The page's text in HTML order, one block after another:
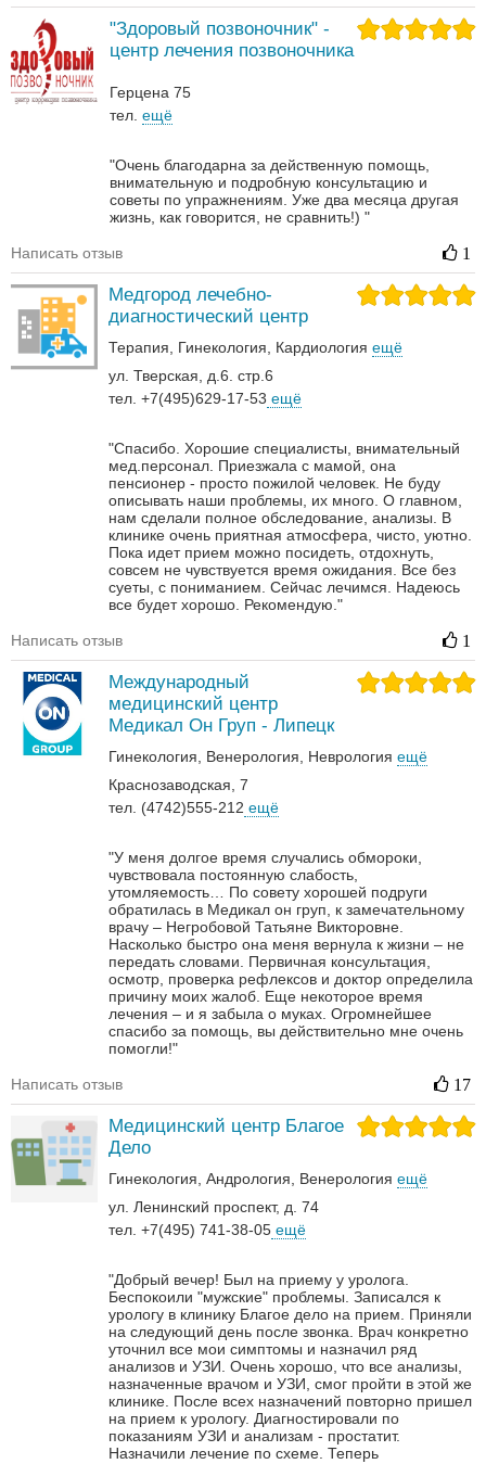
"Здоровый позвоночник" -
центр лечения позвоночника
Герцена 75
тел.ещё
"Очень благодарна за действенную помощь,
внимательную и подробную консультацию и
советы по упражнениям. Уже два месяца другая
жизнь, как говорится, не сравнить!) "
Написать отзыв 1
Медгород лечебно-
диагностический центр
Терапия Гинекология Кардиология ещё
ул. Тверская, д.6. стр.6
тел. +7(495)629-17-53 ещё
"Спасибо. Хорошие специалисты, внимательный
мед.персонал. Приезжала с мамой, она
пенсионер - просто пожилой человек. Не буду
описывать наши проблемы, их много. О главном,
нам сделали полное обследование, анализы. В
клинике очень приятная атмосфера, чисто, уютно.
Пока идет прием можно посидеть, отдохнуть,
совсем не чувствуется время ожидания. Все без
суеты, с пониманием. Сейчас лечимся. Надеюсь
все будет хорошо. Рекомендую."
Написать отзыв 1
Международный
медицинский центр
Медикал Он Груп - Липецк
Гинекология Венерология‎ Неврология‎ ещё
Краснозаводская, 7
тел. (4742)555-212 ещё
"У меня долгое время случались обмороки,
чувствовала постоянную слабость,
утомляемость… По совету хорошей подруги
обратилась в Медикал он груп, к замечательному
врачу – Негробовой Татьяне Викторовне.
Насколько быстро она меня вернула к жизни – не
передать словами. Первичная консультация,
осмотр, проверка рефлексов и доктор определила
причину моих жалоб. Еще некоторое время
лечения – и я забыла о муках. Огромнейшее
спасибо за помощь, вы действительно мне очень
помогли!"
Написать отзыв 17
Медицинский центр Благое
Дело
Гинекология Андрология‎ Венерология‎ ещё
ул. Ленинский проспект, д. 74
тел. +7(495) 741-38-05 ещё
"Добрый вечер! Был на приему у уролога.
Беспокоили "мужские" проблемы. Записался к
урологу в клинику Благое дело на прием. Приняли
на следующий день после звонка. Врач конкретно
уточнил все мои симптомы и назначил ряд
анализов и УЗИ. Очень хорошо, что все анализы,
назначенные врачом и УЗИ, смог пройти в этой же
клинике. После всех назначений повторно пришел
на прием к урологу. Диагностировали по
показаниям УЗИ и анализам - простатит.
Назначили лечение по схеме. Теперь